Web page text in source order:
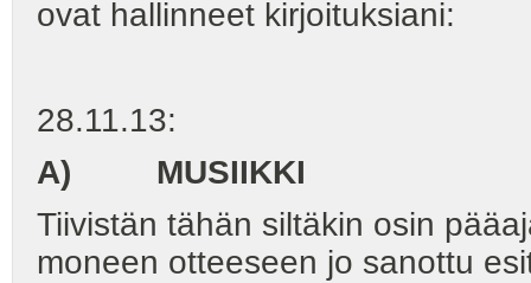
ovat hallinneet kirjoituksiani:
28.11.13:
A) MUSIIKKI
Tiivistän tähän siltäkin osin
moneen otteeseen jo sanottu